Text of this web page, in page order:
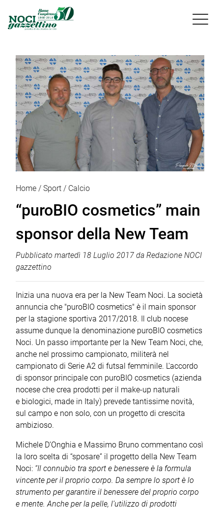

Home Sport Calcio
“puroBIO cosmetics” main
sponsor della New Team
Pubblicato martedì 18 Luglio 2017 da Redazione NOCI
gazzettino
Inizia una nuova era per la New Team Noci. La società
annuncia che "puroBIO cosmetics" è il main sponsor
per la stagione sportiva 2017/2018. Il club nocese
assume dunque la denominazione puroBIO cosmetics
Noci. Un passo importante per la New Team Noci, che,
anche nel prossimo campionato, militerà nel
campionato di Serie A2 di futsal femminile. L'accordo
di sponsor principale con puroBIO cosmetics (azienda
nocese che crea prodotti per il make-up naturali
e biologici, made in Italy) prevede tantissime novità,
sul campo e non solo, con un progetto di crescita
ambizioso.
Michele D’Onghia e Massimo Bruno commentano così
la loro scelta di “sposare” il progetto della New Team
Noci: “Il connubio tra sport e benessere è la formula
vincente per il proprio corpo. Da sempre lo sport è lo
strumento per garantire il benessere del proprio corpo
e mente. Anche per la pelle, l’utilizzo di prodotti